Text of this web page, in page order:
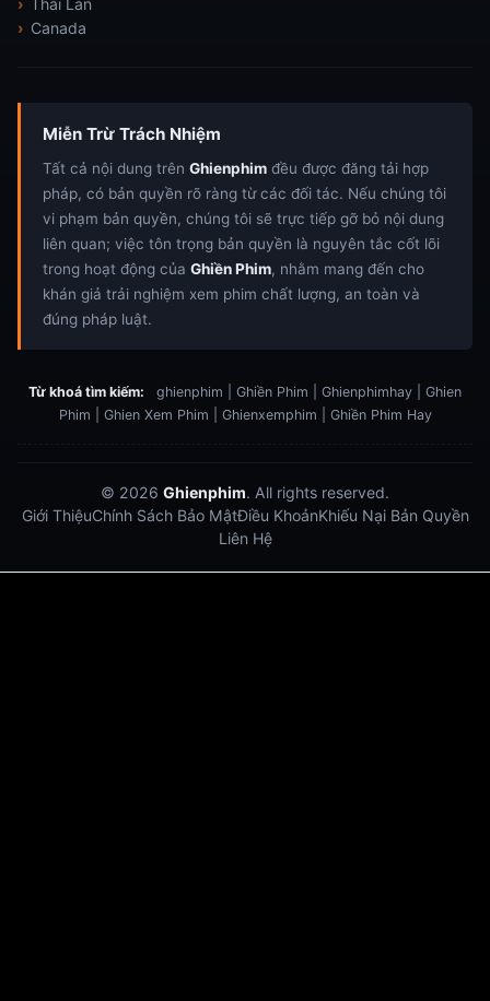
Thái Lan
Canada
Miễn Trừ Trách Nhiệm
Tất cả nội dung trên Ghienphim đều được đăng tải hợp
pháp, có bản quyền rõ ràng từ các đối tác. Nếu chúng tôi
vi phạm bản quyền, chúng tôi sẽ trực tiếp gỡ bỏ nội dung
liên quan; việc tôn trọng bản quyền là nguyên tắc cốt lõi
trong hoạt động của Ghiền Phim, nhằm mang đến cho
khán giả trải nghiệm xem phim chất lượng, an toàn và
đúng pháp luật.
Từ khoá tìm kiếm:
ghienphim | Ghiền Phim | Ghienphimhay | Ghien
Phim | Ghien Xem Phim | Ghienxemphim | Ghiền Phim Hay
© 2026 Ghienphim. All rights reserved.
Giới ThiệuChính Sách Bảo MậtĐiều KhoảnKhiếu Nại Bản Quyền
Liên Hệ